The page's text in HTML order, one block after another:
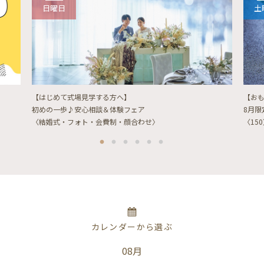
日曜日
【はじめて式場見学する方へ】
初めの一歩♪安心相談＆体験フェア
〈結婚式・フォト・会費制・顔合わせ〉
土
【お
8月限
〈
カレンダーから選ぶ
08月